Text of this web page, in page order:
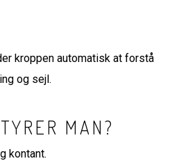
kroppen automatisk at forstå
og sejl.
MAN?
kontant.